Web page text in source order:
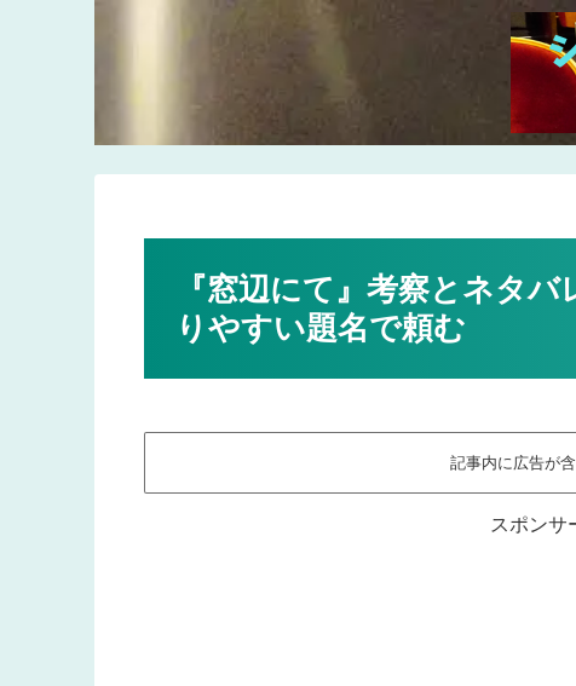
『窓辺にて』考察とネタ
りやすい題名で頼む
記事内に広告が含
スポンサ